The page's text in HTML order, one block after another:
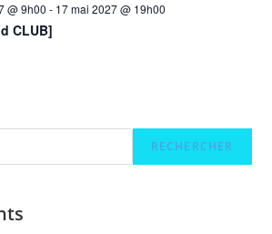
@ 9h00 - 17 mai 2027 @ 19h00
CLUB]
RECHERCHER